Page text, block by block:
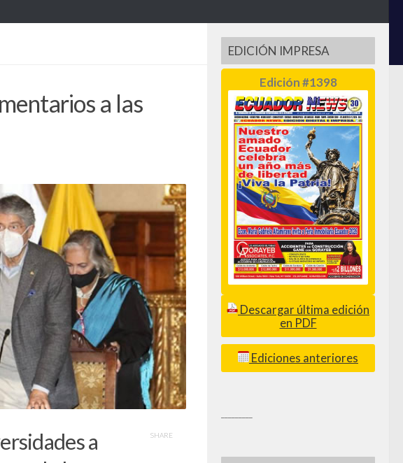
a las
a
SHARE
EDICIÓN IMPRESA
Edición #1398
Descargar última edición
en PDF
Ediciones anteriores